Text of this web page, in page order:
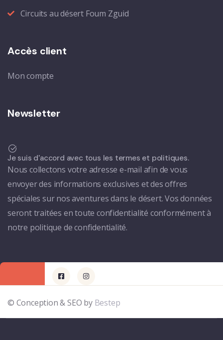
Circuits au désert Foum Zguid
Accès client
Mon compte
Newsletter
Je suis d'accord avec tous les termes et politiques.
Nous collectons votre adresse e-mail afin de vous
envoyer des informations exclusives et des offres
spéciales sur nos aventures dans le désert. Vos données
seront traitées en toute confidentialité conformément à
notre politique de confidentialité.
© Conception & SEO by Bestep